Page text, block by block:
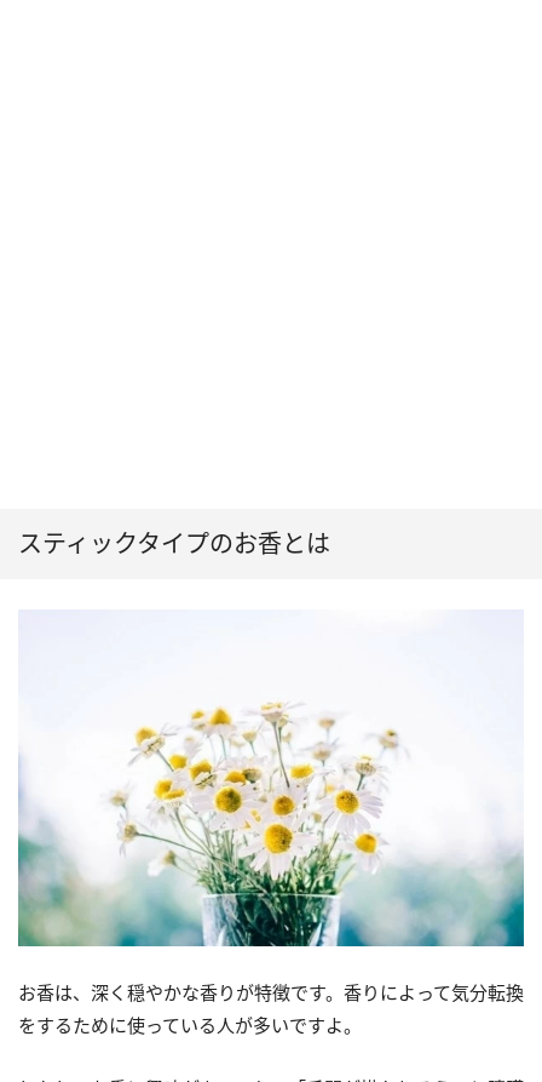
スティックタイプのお香とは
お香は、深く穏やかな香りが特徴です。香りによって気分転換
をするために使っている人が多いですよ。